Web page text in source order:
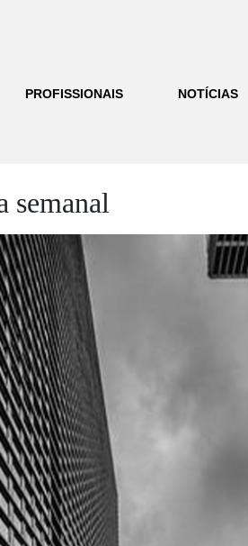
PROFISSIONAIS NOTÍCIAS
semanal